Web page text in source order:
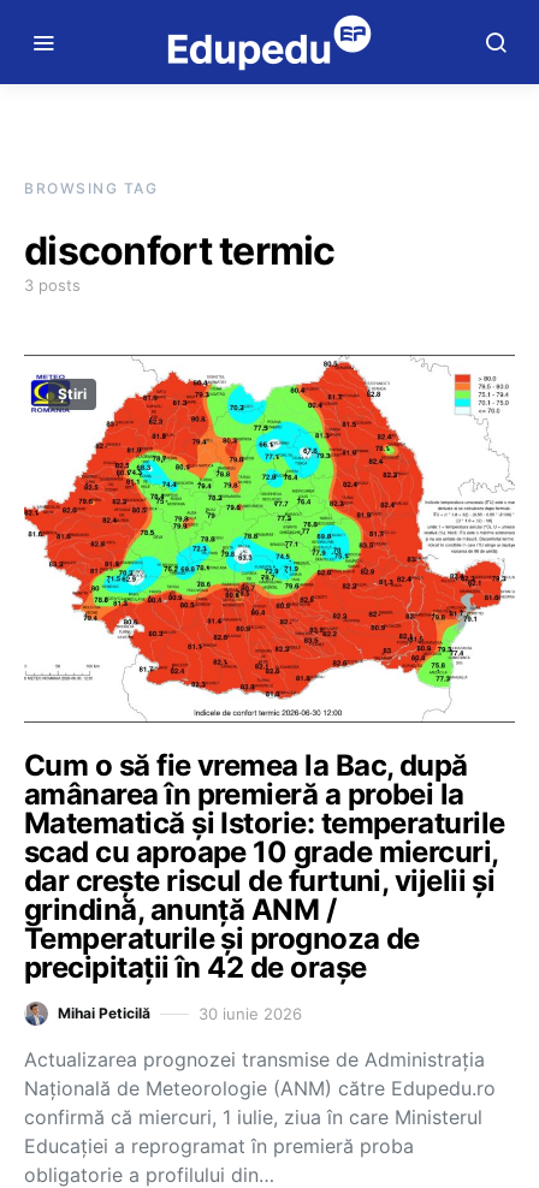
BROWSING TAG
disconfort termic
3 posts
Știri
Cum o să fie vremea la Bac, după
amânarea în premieră a probei la
Matematică și Istorie: temperaturile
scad cu aproape 10 grade miercuri,
dar crește riscul de furtuni, vijelii și
grindină, anunță ANM /
Temperaturile și prognoza de
precipitații în 42 de orașe
Mihai Peticilă 30 iunie 2026
Actualizarea prognozei transmise de Administrația
Națională de Meteorologie (ANM) către Edupedu.ro
confirmă că miercuri, 1 iulie, ziua în care Ministerul
Educației a reprogramat în premieră proba
obligatorie a profilului din…